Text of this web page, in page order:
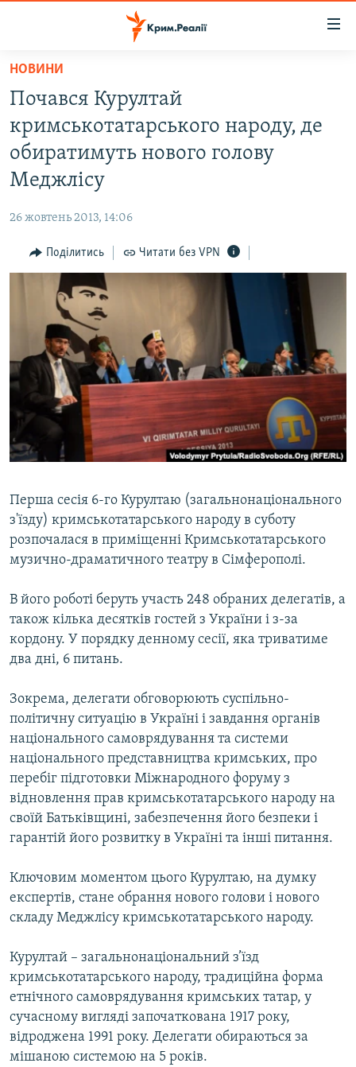
Перейти
основного
матеріалу
Перейти
до
основної
Перейти
пошуку
ВІДЕО ТА ФОТО
ПОЛІТИКА
ІНТЕРВ'Ю
ВСЕ ЗА ДЕНЬ
СПЕЦПРОЕКТИ
ДЕПОРТАЦІЯ
ВІДЕОУРОКИ «ELIFBE»
СВІДЧЕННЯ ОКУПАЦІЇ
УКРАЇНСЬКА ПРОБЛЕМА КРИМУ
ІНФОГРАФІКА
ЯК ОБІЙТИ БЛОКУВАННЯ
Русский
Qırımtatar
ДОЛУЧАЙСЯ!
Усі сайти RFE/RL
НОВИНИ
Почався Курултай
кримськотатарського народу, де
обиратимуть нового голову
Меджлісу
26 жовтень 2013, 14:06
Поділитись Читати без VPN
Перша сесія 6-го Курултаю (загальнонаціонального
з'їзду) кримськотатарського народу в суботу
розпочалася в приміщенні Кримськотатарського
музично-драматичного театру в Сімферополі.
В його роботі беруть участь 248 обраних делегатів, а
також кілька десятків гостей з України і з-за
кордону. У порядку денному сесії, яка триватиме
два дні, 6 питань.
Зокрема, делегати обговорюють суспільно-
політичну ситуацію в Україні і завдання органів
національного самоврядування та системи
національного представництва кримських, про
перебіг підготовки Міжнародного форуму з
відновлення прав кримськотатарського народу на
своїй Батьківщині, забезпечення його безпеки і
гарантій його розвитку в Україні та інші питання.
Ключовим моментом цього Курултаю, на думку
експертів, стане обрання нового голови і нового
складу Меджлісу кримськотатарського народу.
Курултай – загальнонаціональний з’їзд
кримськотатарського народу, традиційна форма
етнічного самоврядування кримських татар, у
сучасному вигляді започаткована 1917 року,
відроджена 1991 року. Делегати обираються за
мішаною системою на 5 років.